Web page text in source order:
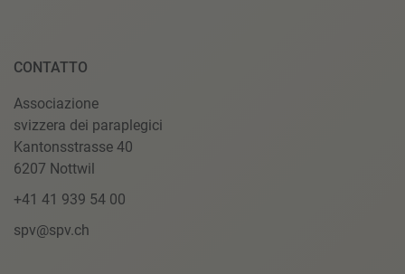
CONTATTO
Associazione
svizzera dei paraplegici
Kantonsstrasse 40
6207 Nottwil
+41 41 939 54 00
spv@spv.ch